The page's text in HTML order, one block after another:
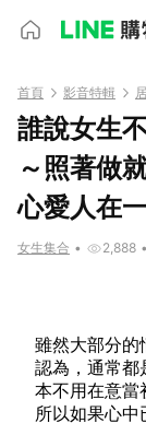
首頁 影音特輯
誰說女生
～照著做
心愛人在
女生集合 • 2,888 •
雖然大部分的
認為，通常都
本不用在意當
所以如果心